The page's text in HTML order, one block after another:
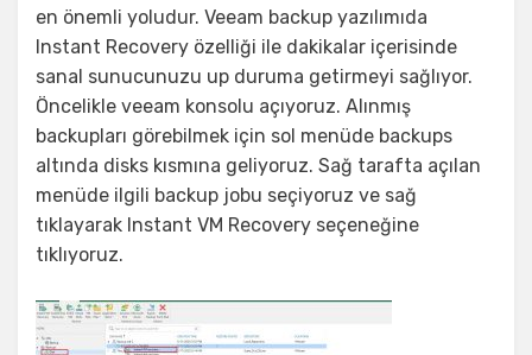
en önemli yoludur. Veeam backup yazılımıda
Instant Recovery özelliği ile dakikalar içerisinde
sanal sunucunuzu up duruma getirmeyi sağlıyor.
Öncelikle veeam konsolu açıyoruz. Alınmış
backupları görebilmek için sol menüde backups
altında disks kısmına geliyoruz. Sağ tarafta açılan
menüde ilgili backup jobu seçiyoruz ve sağ
tıklayarak Instant VM Recovery seçeneğine
tıklıyoruz.